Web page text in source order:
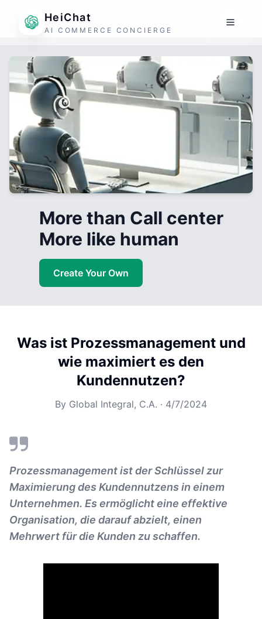
HeiChat
AI COMMERCE CONCIERGE
More than Call center
More like human
Create Your Own
Was ist Prozessmanagement und
wie maximiert es den
Kundennutzen?
By Global Integral, C.A. · 4/7/2024
Prozessmanagement ist der Schlüssel zur
Maximierung des Kundennutzens in einem
Unternehmen. Es ermöglicht eine effektive
Organisation, die darauf abzielt, einen
Mehrwert für die Kunden zu schaffen.